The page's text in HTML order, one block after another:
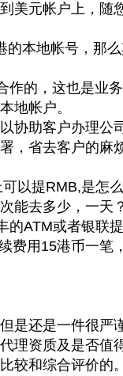
美元帐户上，随
的本地帐号，那
作的，这也是业
地帐户。
协助客户办理公
，省去客户的麻
以提RMB,是怎
能去多少，一天
的ATM或者银联
费用15港币一笔
是还是一件很严
理资质及是否值
较和综合评价的